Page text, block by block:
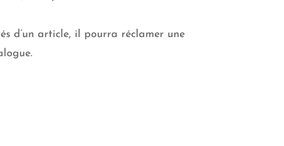
d’un article, il pourra réclamer une